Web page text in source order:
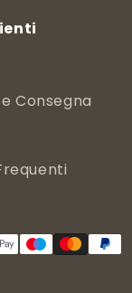
Consegna